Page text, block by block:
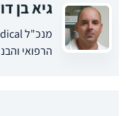
גיא בן
הרפואי